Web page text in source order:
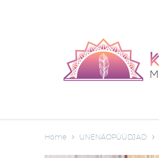
Home UNENÄOPÜÜDJAD